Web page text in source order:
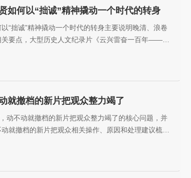
如何以“拙诚”精神撬动一个时代的转身
“拙诚”精神撬动一个时代的转身主要说明晚清、浪卷
要点，大型历史人文纪录片《云兴雷奋一百年——从
芒果TV、金鹰纪实卫视热播，适合在查找做法、配置
就撤档的新片把观众整力竭了
动不动就撤档的新片把观众整力竭了的核心问题，并
就撤档的新片把观众相关操作、原因和处理建议梳理